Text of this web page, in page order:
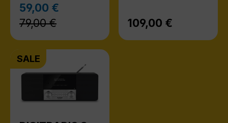
Verkaufspreis:
59,00 €
79,00 €
Regulärer Preis:
109,00 €
SALE